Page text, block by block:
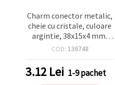
Charm conector metalic,
cheie cu cristale, culoare
argintie, 38x15x4 mm,
gaură 1,5 mm - 2 bucăți
COD: 136748
3.12 Lei 1-9 pachet